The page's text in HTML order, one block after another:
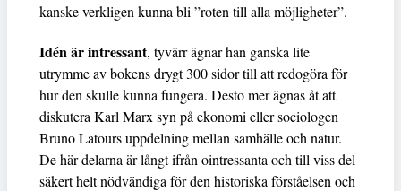
kanske verkligen kunna bli ”roten till alla möjligheter”.
Idén är intressant, tyvärr ägnar han ganska lite
utrymme av bokens drygt 300 sidor till att redogöra för
hur den skulle kunna fungera. Desto mer ägnas åt att
diskutera Karl Marx syn på ekonomi eller sociologen
Bruno Latours uppdelning mellan samhälle och natur.
De här delarna är långt ifrån ointressanta och till viss del
säkert helt nödvändiga för den historiska förståelsen och